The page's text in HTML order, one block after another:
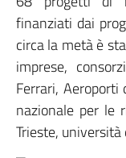
finanziati dai
circa la metà è
imprese,
Ferrari, Aeroporti
nazionale per le
Trieste, università